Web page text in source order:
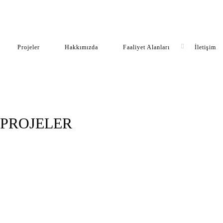
Projeler Hakkımızda Faaliyet Alanları İletişim
PROJELER